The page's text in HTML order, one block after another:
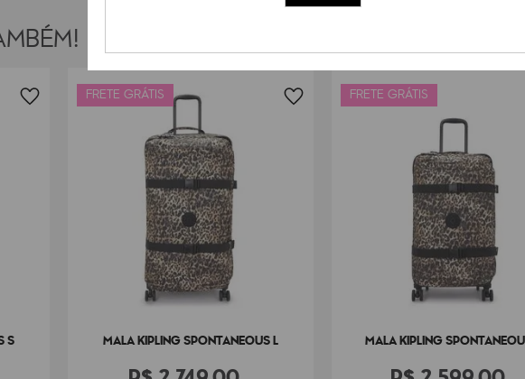
Peso 2000g
S
FRETE GRÁTIS
MALA KIPLING SPONTANEOUS L
FRETE GRÁTIS
MALA KIPLING